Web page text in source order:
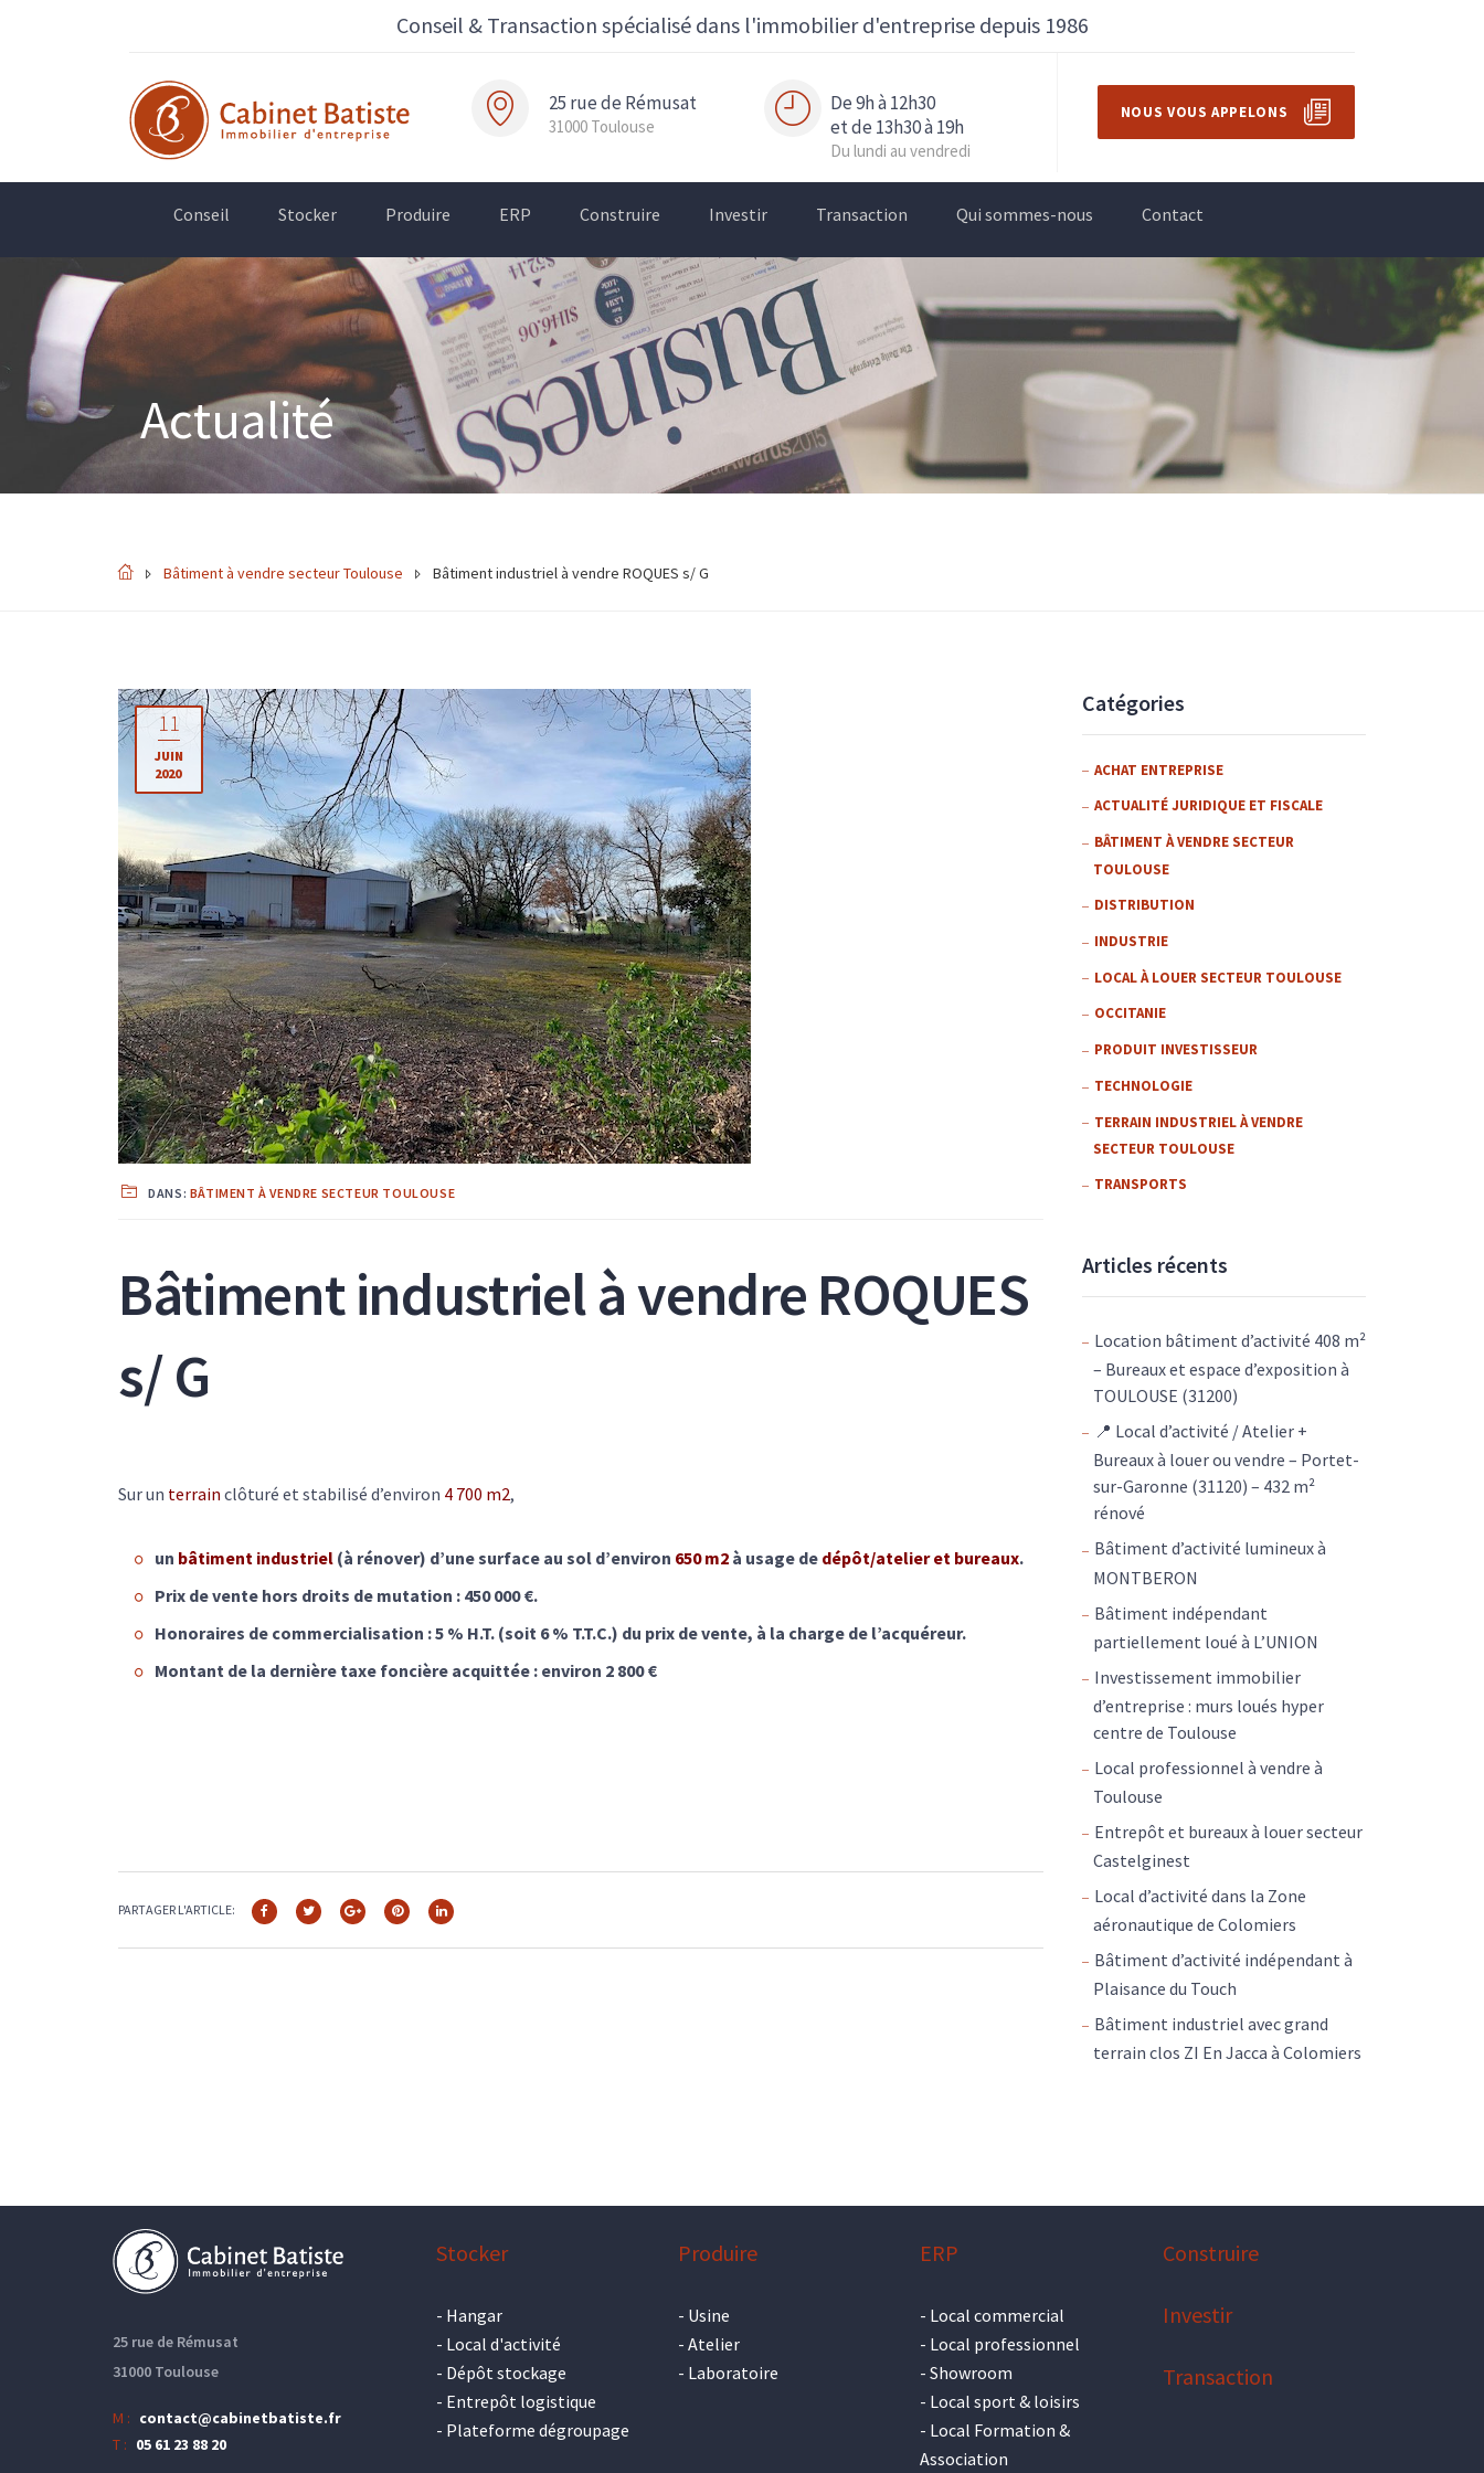
Conseil & Transaction spécialisé dans l'immobilier d'entreprise depuis 1986
25 rue de Rémusat
31000 Toulouse
De 9h à 12h30
et de 13h30 à 19h
Du lundi au vendredi
NOUS VOUS APPELONS
Conseil Stocker Produire ERP Construire Investir Transaction Qui sommes-nous Contact
Actualité
Bâtiment à vendre secteur Toulouse Bâtiment industriel à vendre ROQUES s/ G
11
JUIN
2020
DANS: BÂTIMENT À VENDRE SECTEUR TOULOUSE
Bâtiment industriel à vendre ROQUES
s/ G
Sur un terrain clôturé et stabilisé d’environ 4 700 m2,
un bâtiment industriel(à rénover) d’une surface au sol d’environ 650 m2à usage de dépôt/atelier et bureaux.
Prix de vente hors droits de mutation : 450 000 €.
Honoraires de commercialisation : 5 % H.T. (soit 6 % T.T.C.) du prix de vente, à la charge de l’acquéreur.
Montant de la dernière taxe foncière acquittée : environ 2 800 €
PARTAGER L'ARTICLE:
Catégories
ACHAT ENTREPRISE
ACTUALITÉ JURIDIQUE ET FISCALE
BÂTIMENT À VENDRE SECTEUR
TOULOUSE
DISTRIBUTION
INDUSTRIE
LOCAL À LOUER SECTEUR TOULOUSE
OCCITANIE
PRODUIT INVESTISSEUR
TECHNOLOGIE
TERRAIN INDUSTRIEL À VENDRE
SECTEUR TOULOUSE
TRANSPORTS
Articles récents
Location bâtiment d’activité 408 m²
– Bureaux et espace d’exposition à
TOULOUSE (31200)
📍 Local d’activité / Atelier +
Bureaux à louer ou vendre – Portet-
sur-Garonne (31120) – 432 m²
rénové
Bâtiment d’activité lumineux à
MONTBERON
Bâtiment indépendant
partiellement loué à L’UNION
Investissement immobilier
d’entreprise : murs loués hyper
centre de Toulouse
Local professionnel à vendre à
Toulouse
Entrepôt et bureaux à louer secteur
Castelginest
Local d’activité dans la Zone
aéronautique de Colomiers
Bâtiment d’activité indépendant à
Plaisance du Touch
Bâtiment industriel avec grand
terrain clos ZI En Jacca à Colomiers
25 rue de Rémusat
31000 Toulouse
M : contact@cabinetbatiste.fr
T : 05 61 23 88 20
Stocker
- Hangar
- Local d'activité
- Dépôt stockage
- Entrepôt logistique
- Plateforme dégroupage
Produire
- Usine
- Atelier
- Laboratoire
ERP
- Local commercial
- Local professionnel
- Showroom
- Local sport & loisirs
- Local Formation &
Association
Construire
Investir
Transaction